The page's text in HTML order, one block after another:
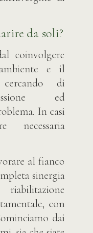
da soli?
coinvolgere
e il
di
ed
In casi
necessaria
al fianco
sinergia
con
dai